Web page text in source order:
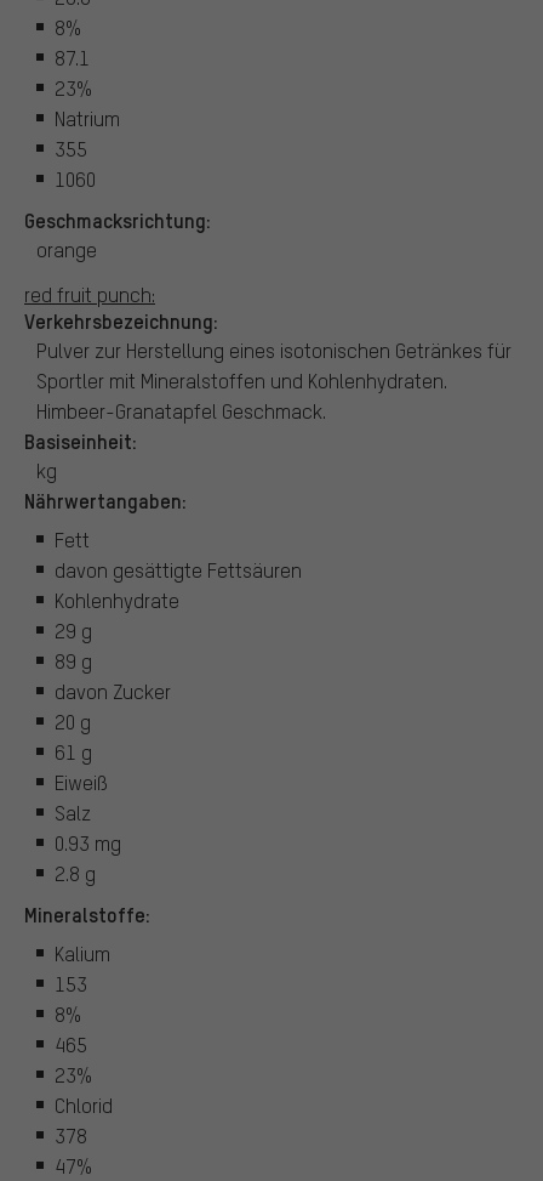
8%
87.1
23%
Natrium
355
1060
Geschmacksrichtung:
orange
red fruit punch:
Verkehrsbezeichnung:
Pulver zur Herstellung eines isotonischen Getränkes für
Sportler mit Mineralstoffen und Kohlenhydraten.
Himbeer-Granatapfel Geschmack.
Basiseinheit:
kg
Nährwertangaben:
Fett
davon gesättigte Fettsäuren
Kohlenhydrate
29 g
89 g
davon Zucker
20 g
61 g
Eiweiß
Salz
0.93 mg
2.8 g
Mineralstoffe:
Kalium
153
8%
465
23%
Chlorid
378
47%